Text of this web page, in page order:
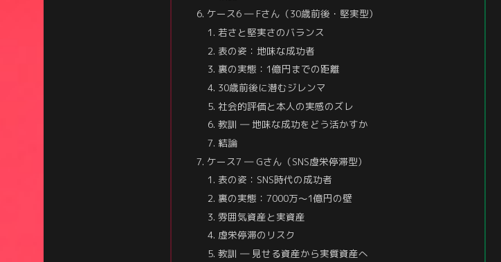
ケース6 ― Fさん（30歳前後・堅実型）
若さと堅実さのバランス
表の姿：地味な成功者
裏の実態：1億円までの距離
30歳前後に潜むジレンマ
社会的評価と本人の実感のズレ
教訓 ― 地味な成功をどう活かすか
結論
ケース7 ― Gさん（SNS虚栄停滞型）
表の姿：SNS時代の成功者
裏の実態：7000万〜1億円の壁
雰囲気資産と実資産
虚栄停滞のリスク
教訓 ― 見せる資産から実質資産へ